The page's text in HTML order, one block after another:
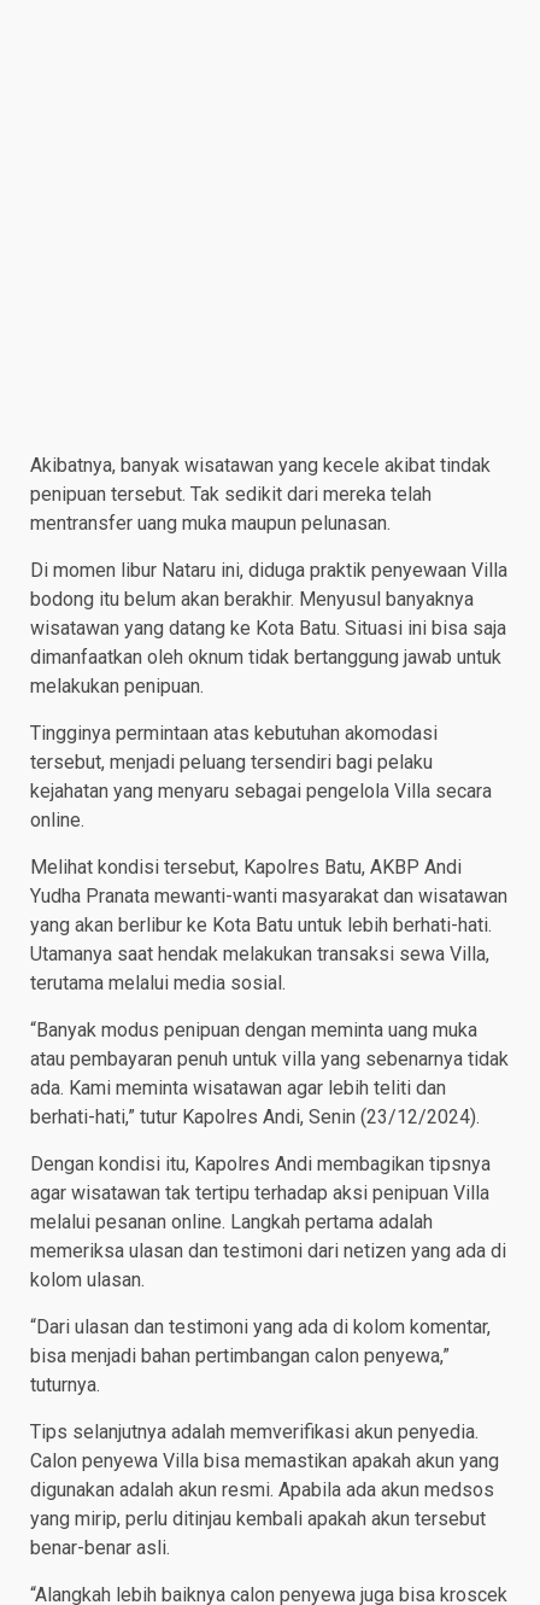
Akibatnya, banyak wisatawan yang kecele akibat tindak
penipuan tersebut. Tak sedikit dari mereka telah
mentransfer uang muka maupun pelunasan.
Di momen libur Nataru ini, diduga praktik penyewaan Villa
bodong itu belum akan berakhir. Menyusul banyaknya
wisatawan yang datang ke Kota Batu. Situasi ini bisa saja
dimanfaatkan oleh oknum tidak bertanggung jawab untuk
melakukan penipuan.
Tingginya permintaan atas kebutuhan akomodasi
tersebut, menjadi peluang tersendiri bagi pelaku
kejahatan yang menyaru sebagai pengelola Villa secara
online.
Melihat kondisi tersebut, Kapolres Batu, AKBP Andi
Yudha Pranata mewanti-wanti masyarakat dan wisatawan
yang akan berlibur ke Kota Batu untuk lebih berhati-hati.
Utamanya saat hendak melakukan transaksi sewa Villa,
terutama melalui media sosial.
“Banyak modus penipuan dengan meminta uang muka
atau pembayaran penuh untuk villa yang sebenarnya tidak
ada. Kami meminta wisatawan agar lebih teliti dan
berhati-hati,” tutur Kapolres Andi, Senin (23/12/2024).
Dengan kondisi itu, Kapolres Andi membagikan tipsnya
agar wisatawan tak tertipu terhadap aksi penipuan Villa
melalui pesanan online. Langkah pertama adalah
memeriksa ulasan dan testimoni dari netizen yang ada di
kolom ulasan.
“Dari ulasan dan testimoni yang ada di kolom komentar,
bisa menjadi bahan pertimbangan calon penyewa,”
tuturnya.
Tips selanjutnya adalah memverifikasi akun penyedia.
Calon penyewa Villa bisa memastikan apakah akun yang
digunakan adalah akun resmi. Apabila ada akun medsos
yang mirip, perlu ditinjau kembali apakah akun tersebut
benar-benar asli.
“Alangkah lebih baiknya calon penyewa juga bisa kroscek